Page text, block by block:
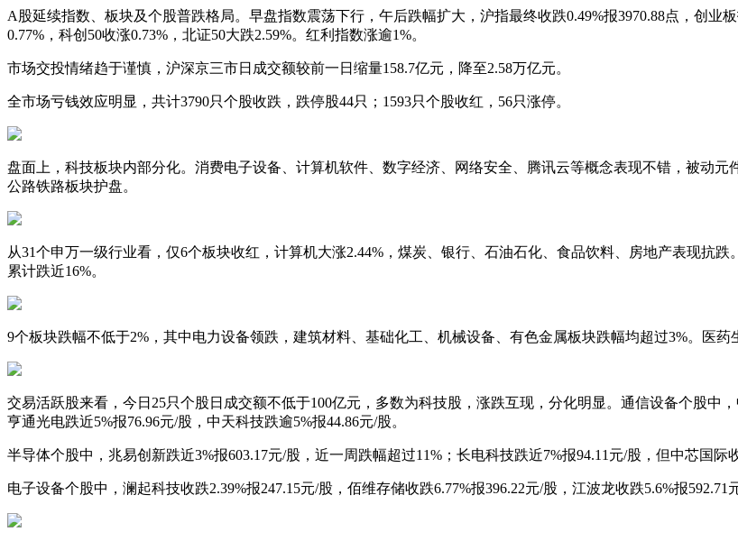
A股延续指数、板块及个股普跌格局。早盘指数震荡下行，午后跌幅扩大，沪指最终收跌0.49%报3970.88点，创业
0.77%，科创50收涨0.73%，北证50大跌2.59%。红利指数涨逾1%。
市场交投情绪趋于谨慎，沪深京三市日成交额较前一日缩量158.7亿元，降至2.58万亿元。
全市场亏钱效应明显，共计3790只个股收跌，跌停股44只；1593只个股收红，56只涨停。
盘面上，科技板块内部分化。消费电子设备、计算机软件、数字经济、网络安全、腾讯云等概念表现不错，被动
公路铁路板块护盘。
从31个申万一级行业看，仅6个板块收红，计算机大涨2.44%，煤炭、银行、石油石化、食品饮料、房地产表现抗
累计跌近16%。
9个板块跌幅不低于2%，其中电力设备领跌，建筑材料、基础化工、机械设备、有色金属板块跌幅均超过3%。医药
交易活跃股来看，今日25只个股日成交额不低于100亿元，多数为科技股，涨跌互现，分化明显。通信设备个股中
亨通光电跌近5%报76.96元/股，中天科技跌逾5%报44.86元/股。
半导体个股中，兆易创新跌近3%报603.17元/股，近一周跌幅超过11%；长电科技跌近7%报94.11元/股，但中芯国际
电子设备个股中，澜起科技收跌2.39%报247.15元/股，佰维存储收跌6.77%报396.22元/股，江波龙收跌5.6%报592.71